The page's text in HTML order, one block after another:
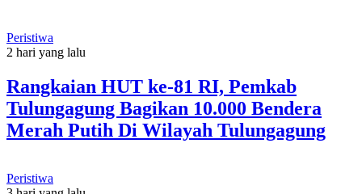
Peristiwa
2 hari yang lalu
Rangkaian HUT ke-81 RI, Pemkab
Tulungagung Bagikan 10.000 Bendera
Merah Putih Di Wilayah Tulungagung
Peristiwa